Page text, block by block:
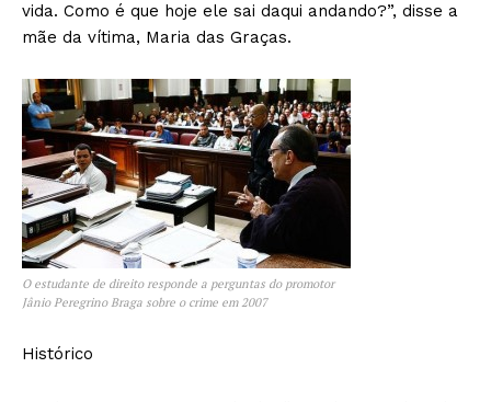
vida. Como é que hoje ele sai daqui andando?”, disse a
mãe da vítima, Maria das Graças.
O estudante de direito responde a perguntas do promotor
Jânio Peregrino Braga sobre o crime em 2007
Histórico